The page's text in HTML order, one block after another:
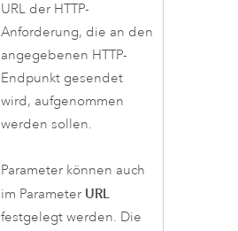
URL der HTTP-
Anforderung, die an den
angegebenen HTTP-
Endpunkt gesendet
wird, aufgenommen
werden sollen.
Parameter können auch
im Parameter URL
festgelegt werden. Die